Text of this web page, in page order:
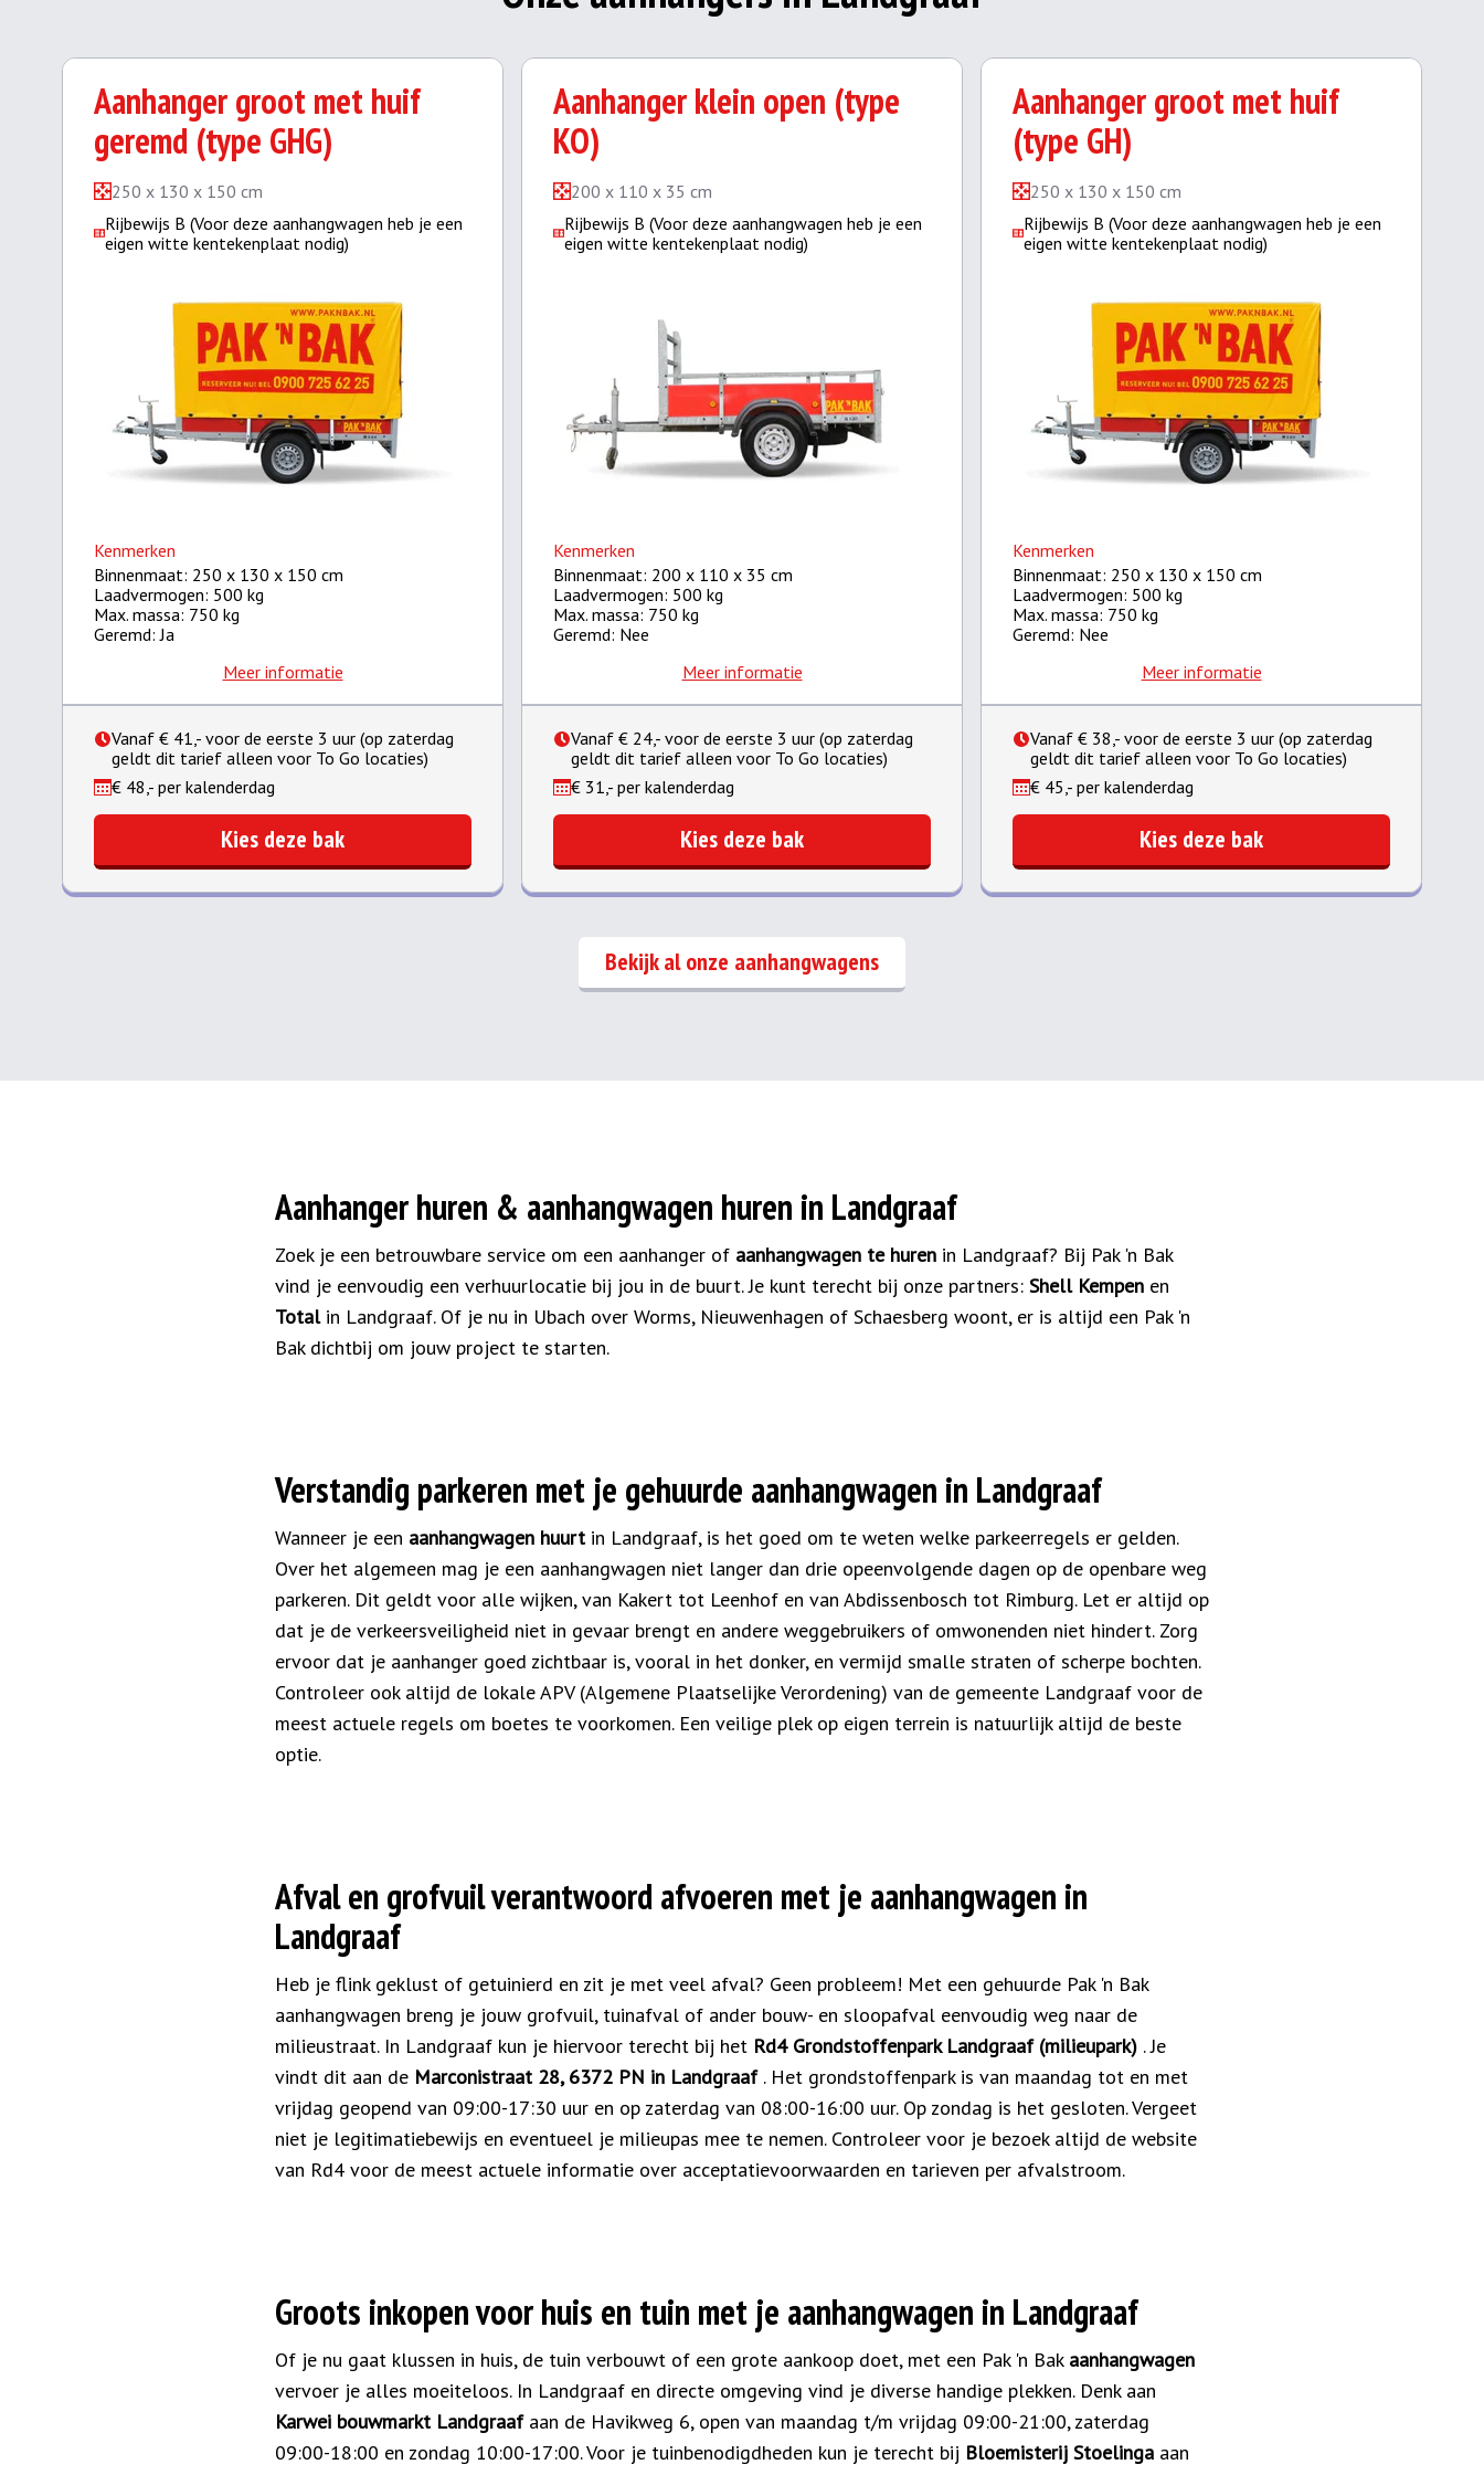
Aanhanger groot met huif
geremd (type GHG)
250 x 130 x 150 cm
Rijbewijs B (Voor deze aanhangwagen heb je een
eigen witte kentekenplaat nodig)
Kenmerken
Binnenmaat: 250 x 130 x 150 cm
Laadvermogen: 500 kg
Max. massa: 750 kg
Geremd: Ja
Meer informatie
Vanaf € 41,- voor de eerste 3 uur (op zaterdag
geldt dit tarief alleen voor To Go locaties)
€ 48,- per kalenderdag
Kies deze bak
Aanhanger klein open (type
KO)
200 x 110 x 35 cm
Rijbewijs B (Voor deze aanhangwagen heb je een
eigen witte kentekenplaat nodig)
Kenmerken
Binnenmaat: 200 x 110 x 35 cm
Laadvermogen: 500 kg
Max. massa: 750 kg
Geremd: Nee
Meer informatie
Vanaf € 24,- voor de eerste 3 uur (op zaterdag
geldt dit tarief alleen voor To Go locaties)
€ 31,- per kalenderdag
Kies deze bak
Aanhanger groot met huif
(type GH)
250 x 130 x 150 cm
Rijbewijs B (Voor deze aanhangwagen heb je een
eigen witte kentekenplaat nodig)
Kenmerken
Binnenmaat: 250 x 130 x 150 cm
Laadvermogen: 500 kg
Max. massa: 750 kg
Geremd: Nee
Meer informatie
Vanaf € 38,- voor de eerste 3 uur (op zaterdag
geldt dit tarief alleen voor To Go locaties)
€ 45,- per kalenderdag
Kies deze bak
Bekijk al onze aanhangwagens
Aanhanger huren & aanhangwagen huren in Landgraaf
Zoek je een betrouwbare service om een aanhanger of aanhangwagen te huren in Landgraaf? Bij Pak 'n Bak
vind je eenvoudig een verhuurlocatie bij jou in de buurt. Je kunt terecht bij onze partners: Shell Kempen en
Total in Landgraaf. Of je nu in Ubach over Worms, Nieuwenhagen of Schaesberg woont, er is altijd een Pak 'n
Bak dichtbij om jouw project te starten.
Verstandig parkeren met je gehuurde aanhangwagen in Landgraaf
Wanneer je een aanhangwagen huurt in Landgraaf, is het goed om te weten welke parkeerregels er gelden.
Over het algemeen mag je een aanhangwagen niet langer dan drie opeenvolgende dagen op de openbare weg
parkeren. Dit geldt voor alle wijken, van Kakert tot Leenhof en van Abdissenbosch tot Rimburg. Let er altijd op
dat je de verkeersveiligheid niet in gevaar brengt en andere weggebruikers of omwonenden niet hindert. Zorg
ervoor dat je aanhanger goed zichtbaar is, vooral in het donker, en vermijd smalle straten of scherpe bochten.
Controleer ook altijd de lokale APV (Algemene Plaatselijke Verordening) van de gemeente Landgraaf voor de
meest actuele regels om boetes te voorkomen. Een veilige plek op eigen terrein is natuurlijk altijd de beste
optie.
Afval en grofvuil verantwoord afvoeren met je aanhangwagen in
Landgraaf
Heb je flink geklust of getuinierd en zit je met veel afval? Geen probleem! Met een gehuurde Pak 'n Bak
aanhangwagen breng je jouw grofvuil, tuinafval of ander bouw- en sloopafval eenvoudig weg naar de
milieustraat. In Landgraaf kun je hiervoor terecht bij het Rd4 Grondstoffenpark Landgraaf (milieupark) . Je
vindt dit aan de Marconistraat 28, 6372 PN in Landgraaf . Het grondstoffenpark is van maandag tot en met
vrijdag geopend van 09:00-17:30 uur en op zaterdag van 08:00-16:00 uur. Op zondag is het gesloten. Vergeet
niet je legitimatiebewijs en eventueel je milieupas mee te nemen. Controleer voor je bezoek altijd de website
van Rd4 voor de meest actuele informatie over acceptatievoorwaarden en tarieven per afvalstroom.
Groots inkopen voor huis en tuin met je aanhangwagen in Landgraaf
Of je nu gaat klussen in huis, de tuin verbouwt of een grote aankoop doet, met een Pak 'n Bak aanhangwagen
vervoer je alles moeiteloos. In Landgraaf en directe omgeving vind je diverse handige plekken. Denk aan
Karwei bouwmarkt Landgraaf aan de Havikweg 6, open van maandag t/m vrijdag 09:00-21:00, zaterdag
09:00-18:00 en zondag 10:00-17:00. Voor je tuinbenodigdheden kun je terecht bij Bloemisterij Stoelinga aan